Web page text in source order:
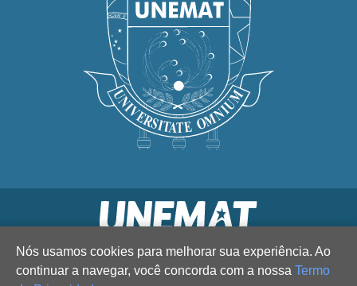
Nós usamos cookies para melhorar sua experiência. Ao
continuar a navegar, você concorda com a nossa Termo